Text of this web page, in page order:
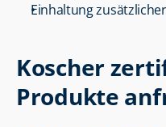
Einhaltung
Koscher
Produkte